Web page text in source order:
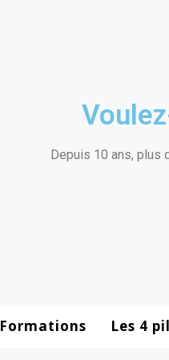
Depuis 10 ans, plus
Formations Les 4